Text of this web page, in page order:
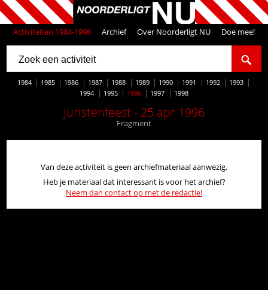
Activiteiten 1984-1998 Archief Over Noorderligt NU Doe mee!
1984 1985 1986 1987 1988 1989 1990 1991 1992
1993
1994
1995 1996 1997 1998
Juristenfeest - 25 apr 1996
Fragment
Van deze activiteit is geen archiefmateriaal aanwezig.
Heb je materiaal dat interessant is voor het archief?
Neem dan contact op met de redactie!